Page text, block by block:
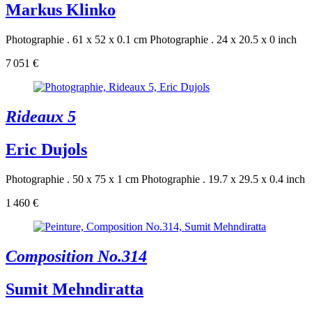
Markus Klinko
Photographie . 61 x 52 x 0.1 cm Photographie . 24 x 20.5 x 0 inch
7 051 €
Rideaux 5
Eric Dujols
Photographie . 50 x 75 x 1 cm Photographie . 19.7 x 29.5 x 0.4 inch
1 460 €
Composition No.314
Sumit Mehndiratta